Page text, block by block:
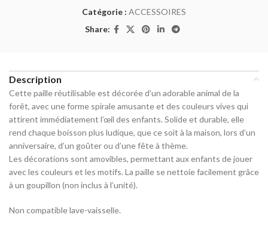
Catégorie : ACCESSOIRES
Share:
Description
Cette paille réutilisable est décorée d’un adorable animal de la
forêt, avec une forme spirale amusante et des couleurs vives qui
attirent immédiatement l’œil des enfants. Solide et durable, elle
rend chaque boisson plus ludique, que ce soit à la maison, lors d’un
anniversaire, d’un goûter ou d’une fête à thème.
Les décorations sont amovibles, permettant aux enfants de jouer
avec les couleurs et les motifs. La paille se nettoie facilement grâce
à un goupillon (non inclus à l’unité).
Non compatible lave-vaisselle.